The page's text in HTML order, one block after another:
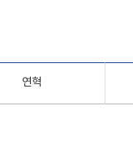
연혁